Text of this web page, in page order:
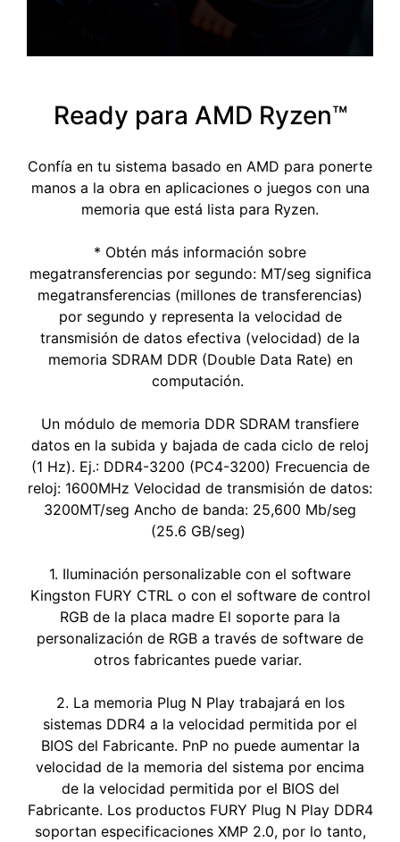
Ready para AMD Ryzen™
Confía en tu sistema basado en AMD para ponerte
manos a la obra en aplicaciones o juegos con una
memoria que está lista para Ryzen.
* Obtén más información sobre
megatransferencias por segundo: MT/seg significa
megatransferencias (millones de transferencias)
por segundo y representa la velocidad de
transmisión de datos efectiva (velocidad) de la
memoria SDRAM DDR (Double Data Rate) en
computación.
Un módulo de memoria DDR SDRAM transfiere
datos en la subida y bajada de cada ciclo de reloj
(1 Hz). Ej.: DDR4-3200 (PC4-3200) Frecuencia de
reloj: 1600MHz Velocidad de transmisión de datos:
3200MT/seg Ancho de banda: 25,600 Mb/seg
(25.6 GB/seg)
1. Iluminación personalizable con el software
Kingston FURY CTRL o con el software de control
RGB de la placa madre El soporte para la
personalización de RGB a través de software de
otros fabricantes puede variar.
2. La memoria Plug N Play trabajará en los
sistemas DDR4 a la velocidad permitida por el
BIOS del Fabricante. PnP no puede aumentar la
velocidad de la memoria del sistema por encima
de la velocidad permitida por el BIOS del
Fabricante. Los productos FURY Plug N Play DDR4
soportan especificaciones XMP 2.0, por lo tanto,